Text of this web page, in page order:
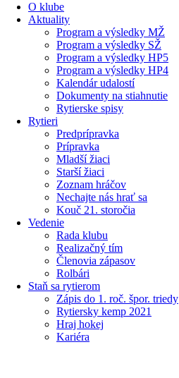
O klube
Aktuality
Program a výsledky MŽ
Program a výsledky SŽ
Program a výsledky HP5
Program a výsledky HP4
Kalendár udalostí
Dokumenty na stiahnutie
Rytierske spisy
Rytieri
Predprípravka
Prípravka
Mladší žiaci
Starší žiaci
Zoznam hráčov
Nechajte nás hrať sa
Kouč 21. storočia
Vedenie
Rada klubu
Realizačný tím
Členovia zápasov
Rolbári
Staň sa rytierom
Zápis do 1. roč. špor. triedy
Rytiersky kemp 2021
Hraj hokej
Kariéra